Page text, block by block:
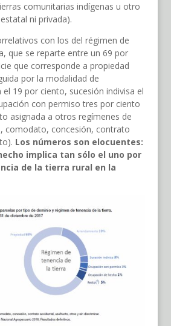
comunitarias indígenas u otro
ni privada).
con los del régimen de
que se reparte entre un 69 por
que corresponde a propiedad
por la modalidad de
19 por ciento, sucesión indivisa el
con permiso tres por ciento
asignada a otros regímenes de
comodato, concesión, contrato
Los números son elocuentes:
implica tan sólo el uno por
de la tierra rural en la